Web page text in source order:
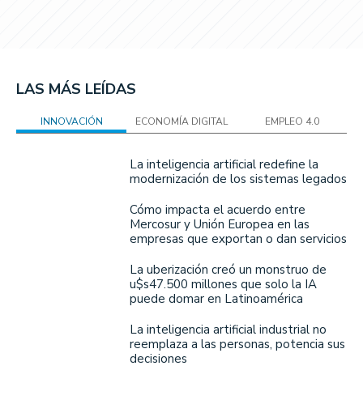
LAS MÁS LEÍDAS
INNOVACIÓN ECONOMÍA DIGITAL EMPLEO 4.0
La inteligencia artificial redefine la
modernización de los sistemas legados
Cómo impacta el acuerdo entre
Mercosur y Unión Europea en las
empresas que exportan o dan servicios
La uberización creó un monstruo de
u$s47.500 millones que solo la IA
puede domar en Latinoamérica
La inteligencia artificial industrial no
reemplaza a las personas, potencia sus
decisiones